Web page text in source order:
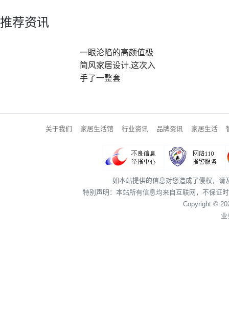
推荐资讯
一眼沦陷的高颜值极
简风家居设计,这次入
手了一整套
关于我们 家居生活馆 行业资讯 品牌资讯 家居生活
如本站提供的信息对您造成了侵权，
特别声明：本站所有信息均来自互联网，不保证
Copyright ©